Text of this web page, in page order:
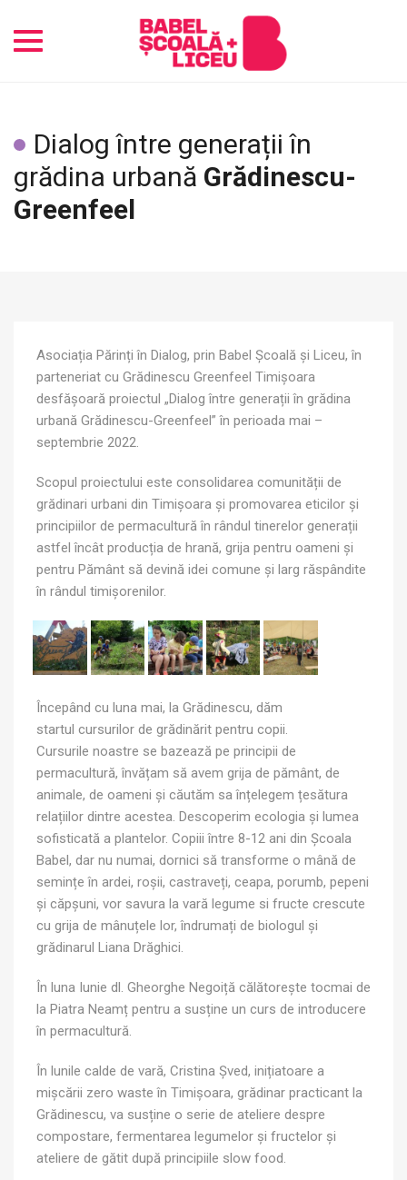
Toggle
Dialog între generații în
grădina urbană Grădinescu-
Greenfeel
Asociația Părinți în Dialog, prin Babel Școală și Liceu, în
parteneriat cu Grădinescu Greenfeel Timișoara
desfășoară proiectul „Dialog între generații în grădina
urbană Grădinescu-Greenfeel” în perioada mai –
septembrie 2022.
Scopul proiectului este consolidarea comunității de
grădinari urbani din Timișoara și promovarea eticilor și
principiilor de permacultură în rândul tinerelor generații
astfel încât producția de hrană, grija pentru oameni și
pentru Pământ să devină idei comune și larg răspândite
în rândul timișorenilor.
Începând cu luna mai, la Grădinescu, dăm
startul cursurilor de grădinărit pentru copii.
Cursurile noastre se bazează pe principii de
permacultură, învățam să avem grija de pământ, de
animale, de oameni și căutăm sa înțelegem țesătura
relațiilor dintre acestea. Descoperim ecologia și lumea
sofisticată a plantelor. Copiii între 8-12 ani din Școala
Babel, dar nu numai, dornici să transforme o mână de
semințe în ardei, roșii, castraveți, ceapa, porumb, pepeni
și căpșuni, vor savura la vară legume si fructe crescute
cu grija de mânuțele lor, îndrumați de biologul și
grădinarul Liana Drăghici.
În luna Iunie dl. Gheorghe Negoiță călătorește tocmai de
la Piatra Neamț pentru a susține un curs de introducere
în permacultură.
În lunile calde de vară, Cristina Șved, inițiatoare a
mișcării zero waste în Timișoara, grădinar practicant la
Grădinescu, va susține o serie de ateliere despre
compostare, fermentarea legumelor și fructelor și
ateliere de gătit după principiile slow food.